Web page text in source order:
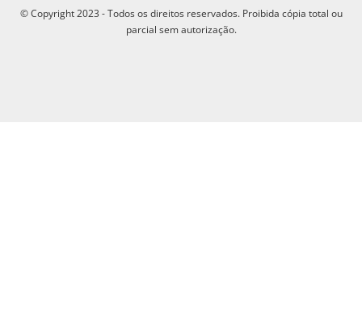
© Copyright 2023 - Todos os direitos reservados. Proibida cópia total ou
parcial sem autorização.